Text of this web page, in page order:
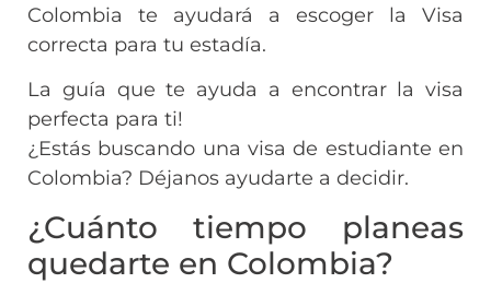
Colombia te ayudará a escoger la Visa
correcta para tu estadía.
La guía que te ayuda a encontrar la visa
perfecta para ti!
¿Estás buscando una visa de estudiante en
Colombia? Déjanos ayudarte a decidir.
¿Cuánto tiempo planeas
quedarte en Colombia?